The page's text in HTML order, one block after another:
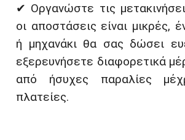
✔ Οργανώστε τις
οι αποστάσεις είναι μικρές,
ή μηχανάκι θα σας δώσει
εξερευνήσετε διαφορετικά
από ήσυχες παραλίες
πλατείες.